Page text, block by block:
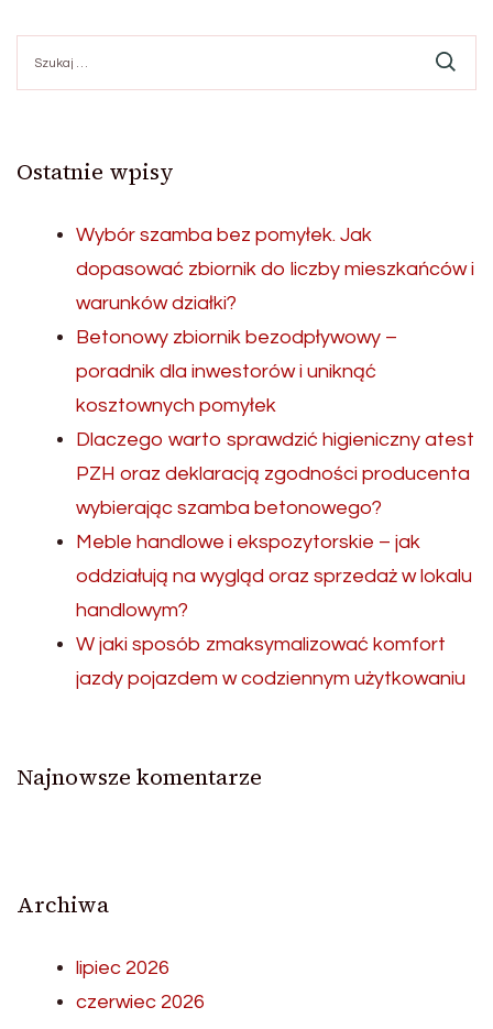
Ostatnie wpisy
Wybór szamba bez pomyłek. Jak
dopasować zbiornik do liczby mieszkańców i
warunków działki?
Betonowy zbiornik bezodpływowy –
poradnik dla inwestorów i uniknąć
kosztownych pomyłek
Dlaczego warto sprawdzić higieniczny atest
PZH oraz deklaracją zgodności producenta
wybierając szamba betonowego?
Meble handlowe i ekspozytorskie – jak
oddziałują na wygląd oraz sprzedaż w lokalu
handlowym?
W jaki sposób zmaksymalizować komfort
jazdy pojazdem w codziennym użytkowaniu
Najnowsze komentarze
Archiwa
lipiec 2026
czerwiec 2026